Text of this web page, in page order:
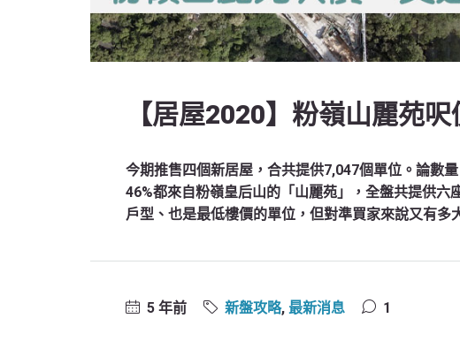
【居屋2020】粉嶺山麗苑
今期推售四個新居屋，合共提供7,047個單位。論數
46%都來自粉嶺皇后山的「山麗苑」，全盤共提供六
戶型、也是最低樓價的單位，但對準買家來說又有多
5 年前 新盤攻略, 最新消息 1